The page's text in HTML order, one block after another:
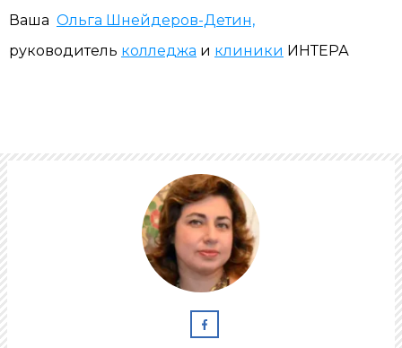
Ваша Ольга Шнейдеров-Детин,
руководитель колледжа и клиники ИНТЕРА